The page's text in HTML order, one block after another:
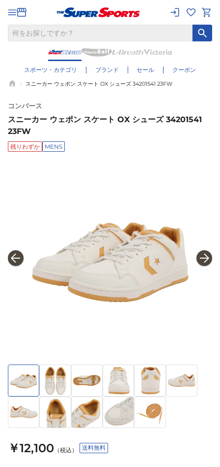
スポーツ・カテゴリ ブランド セール クーポン
スニーカー ウェポン スケート OX シューズ 34201541 23FW
コンバース
スニーカー ウェポン スケート OX シューズ 34201541
23FW
残りわずか MENS
￥12,100 （税込） 送料無料